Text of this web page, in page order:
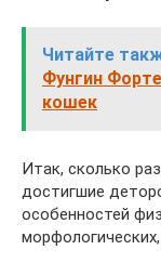
Читайте
Фунгин
кошек
Итак, сколько
достигшие
особенностей